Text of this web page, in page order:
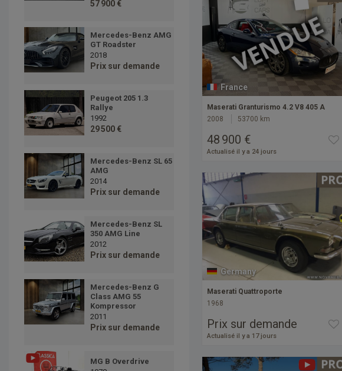
57 900 €
Mercedes-Benz AMG
GT Roadster
2018
Prix sur demande
Peugeot 205 1.3
Rallye
1992
29 500 €
Mercedes-Benz SL 65
AMG
2014
Prix sur demande
Mercedes-Benz SL
350 AMG Line
2012
Prix sur demande
Mercedes-Benz G
Class AMG 55
Kompressor
2011
Prix sur demande
MG B Overdrive
France
Maserati Granturismo 4.2 V8 405 A
2008
53700 km
48 900 €
Actualisé il y a 24 jours
Germany
Maserati Quattroporte
1968
Prix sur demande
Actualisé il y a 17 jours